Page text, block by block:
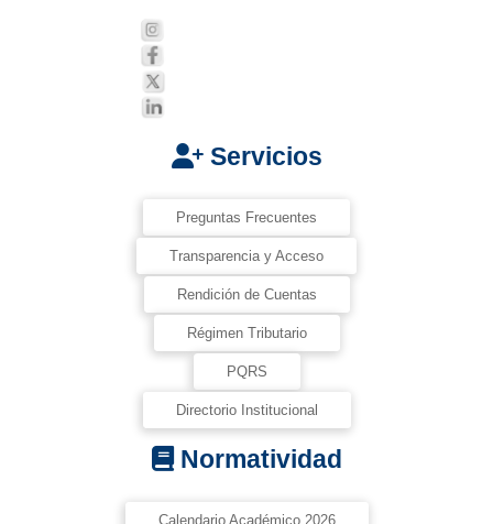
Servicios
Preguntas Frecuentes
Transparencia y Acceso
Rendición de Cuentas
Régimen Tributario
PQRS
Directorio Institucional
Normatividad
Calendario Académico 2026